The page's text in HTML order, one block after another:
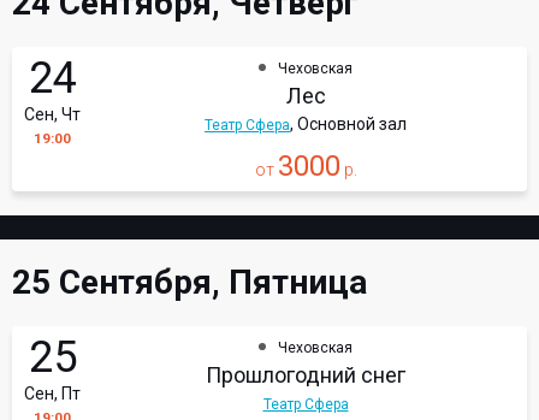
24
Сен, Чт
19:00
Чеховская
Лес
Театр Сфера, Основной зал
от 3000 р.
25 Сентября, Пятница
25
Сен, Пт
Чеховская
Прошлогодний снег
Театр Сфера